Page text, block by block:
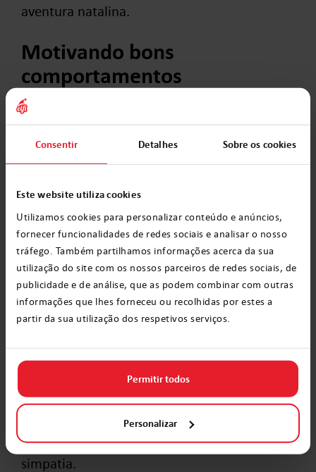
Consentir Detalhes Sobre os cookies
Este website utiliza cookies
Utilizamos cookies para personalizar conteúdo e anúncios,
fornecer funcionalidades de redes sociais e analisar o nosso
tráfego. Também partilhamos informações acerca da sua
utilização do site com os nossos parceiros de redes sociais, de
publicidade e de análise, que as podem combinar com outras
informações que lhes forneceu ou recolhidas por estes a
partir da sua utilização dos respetivos serviços.
Permitir todos
Personalizar
aventura natalina.
Motivando bons
comportamentos
A carta do Papai Noel também pode ser uma
maneira sutil de incentivar as crianças a
desenvolverem hábitos positivos. Não se
melhor valorizar o esforço e destacar os
valores que são importantes:
ajudar os outros,
bondade,
honestidade,
perseverança na busca dos objetivos.
As crianças aceitam mais facilmente essas
orientações quando as recebem de uma
figura pela qual nutrem enorme confiança e
simpatia.